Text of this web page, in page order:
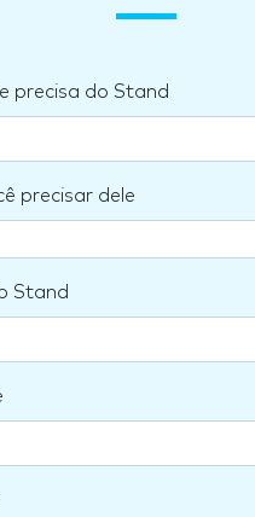
precisa do Stand
precisar dele
Stand